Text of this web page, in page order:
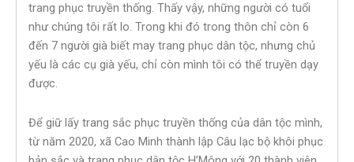
trang phục truyền thống. Thấy vậy, những người có tuổi
như chúng tôi rất lo. Trong khi đó trong thôn chỉ còn 6
đến 7 người già biết may trang phục dân tộc, nhưng chủ
yếu là các cụ già yếu, chỉ còn mình tôi có thể truyền dạy
được.
Để giữ lấy trang sắc phục truyền thống của dân tộc mình,
từ năm 2020, xã Cao Minh thành lập Câu lạc bộ khôi phục